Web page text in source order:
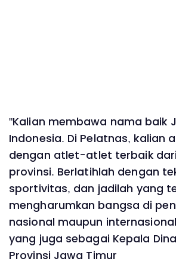
"Kalian membawa nama baik
Indonesia. Di Pelatnas, kalian
dengan atlet-atlet terbaik
provinsi. Berlatihlah dengan
sportivitas, dan jadilah yang
mengharumkan bangsa di
nasional maupun
yang juga sebagai Kepala
Provinsi Jawa Timur